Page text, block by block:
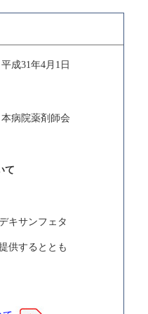
平成31年4月1日
病院薬剤師会
て
キサンフェタ
供するととも